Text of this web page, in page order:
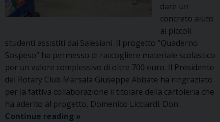
dare un
concreto aiuto
ai piccoli
studenti assistiti dai Salesiani. Il progetto ”Quaderno
Sospeso” ha permesso di raccogliere materiale scolastico
per un valore complessivo di oltre 700 euro. Il Presidente
del Rotary Club Marsala Giuseppe Abbate ha ringraziato
per la fattiva collaborazione il titolare della cartoleria che
ha aderito al progetto, Domenico Licciardi. Don …
Continue reading Un
»